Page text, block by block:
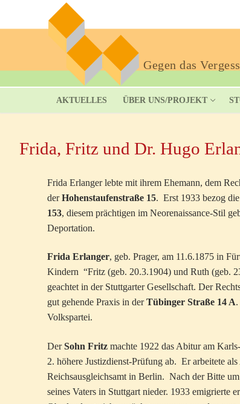
Gegen das
AKTUELLES ÜBER UNS/PROJEKT
Frida, Fritz und Dr. Hugo
Frida Erlanger lebte mit ihrem Ehemann, dem
derHohenstaufenstraße 15. Erst 1933 bezog
153, diesem prächtigen im Neorenaissance-Stil
Deportation.
Frida Erlanger, geb. Prager, am 11.6.1875 in
Kindern “Fritz (geb. 20.3.1904) und Ruth (geb.
geachtet in der Stuttgarter Gesellschaft. Der
gut gehende Praxis in derTübinger Straße 14 A
Volkspartei.
DerSohn Fritz machte 1922 das Abitur am
2. höhere Justizdienst-Prüfung ab. Er arbeitete
Reichsausgleichsamt in Berlin. Nach der Bitte
seines Vaters in Stuttgart nieder. 1933 emigrierte